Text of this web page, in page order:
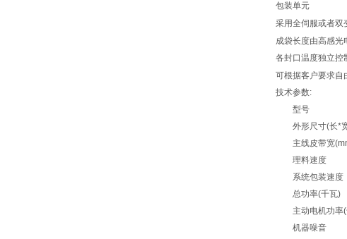
包装单元
采用全伺服或者双
成袋长度由高感光
各封口温度独立控
可根据客户要求自
技术参数:
型号
外形尺寸(长*
主线皮带宽
理料速度
系统包装速度
总功率(千瓦)
主动电机功率(
机器噪音